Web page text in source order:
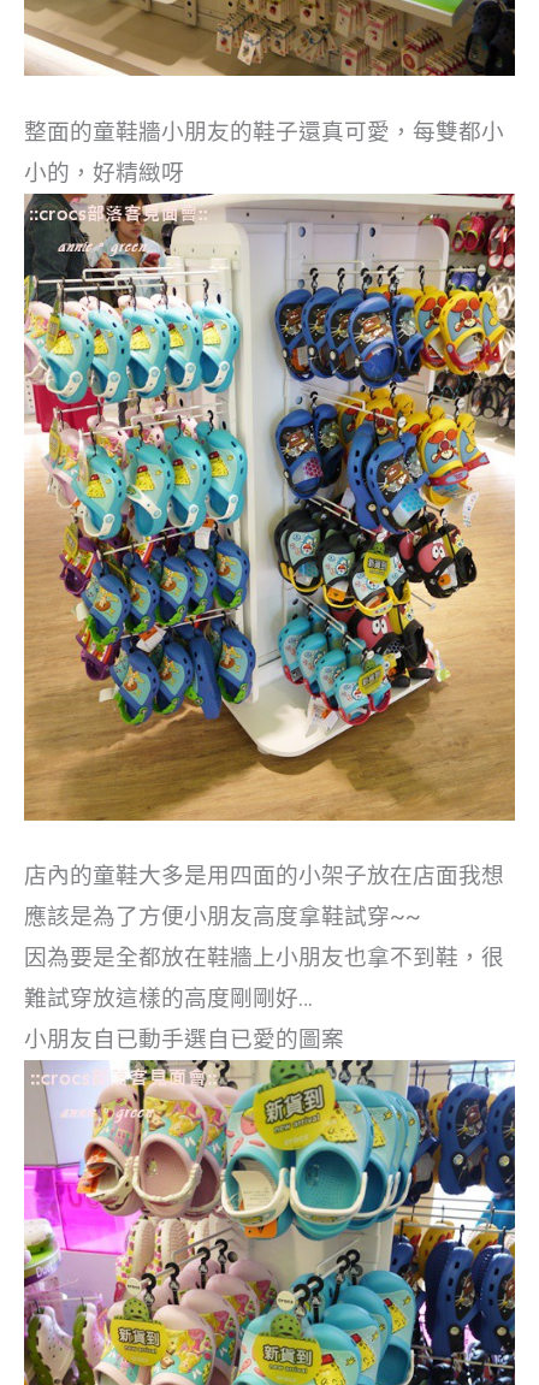
整面的童鞋牆小朋友的鞋子還真可愛，每雙都小
小的，好精緻呀
店內的童鞋大多是用四面的小架子放在店面我想
應該是為了方便小朋友高度拿鞋試穿~~
因為要是全都放在鞋牆上小朋友也拿不到鞋，很
難試穿放這樣的高度剛剛好…
小朋友自已動手選自已愛的圖案